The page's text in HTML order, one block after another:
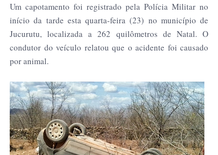
Um capotamento foi registrado pela Polícia Militar no
início da tarde esta quarta-feira (23) no município de
Jucurutu, localizada a 262 quilômetros de Natal. O
condutor do veículo relatou que o acidente foi causado
por animal.